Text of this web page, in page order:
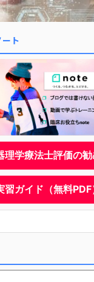
ト
理学療法士評価の
習ガイド（無料PDF